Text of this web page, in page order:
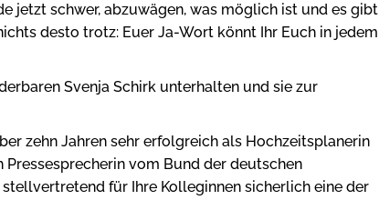
jetzt schwer, abzuwägen, was möglich ist und es gibt
desto trotz: Euer Ja-Wort könnt Ihr Euch in jedem
Svenja Schirk unterhalten und sie zur
zehn Jahren sehr erfolgreich als Hochzeitsplanerin
vom Bund der deutschen
für Ihre Kolleginnen sicherlich eine der